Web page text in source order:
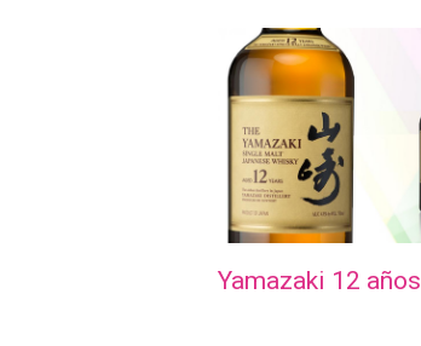
Yamazaki 12 años